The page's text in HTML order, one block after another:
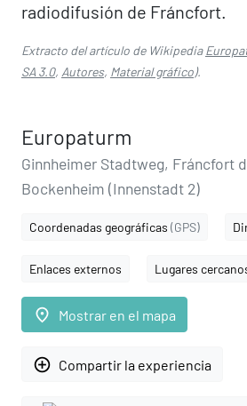
radiodifusión de Fráncfort.
Extracto del artículo de Wikipedia
SA 3.0, Autores, Material gráfico).
Europaturm
Ginnheimer Stadtweg, Fráncfort
Bockenheim (Innenstadt 2)
Coordenadas geográficas (GPS)
Enlaces externos Lugares
place Mostrar en el mapa
add_circle_outline Compartir la experiencia